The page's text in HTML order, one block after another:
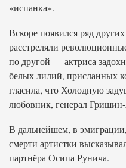
«испанка».
Вскоре появился ряд
расстреляли
по другой — актриса
белых лилий, присланных
гласила, что Холодную
любовник, генерал
В дальнейшем, в
смерти артистки
партнёра Осипа Рунича.